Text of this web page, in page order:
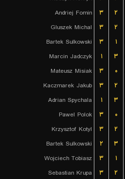
Andriej Fomin
۳ ۲
Gluszek Michal
۳ ۲
Bartek Sulkowski
۳ ۱
Marcin Jadczyk
۱ ۳
Mateusz Misiak
۳ ۰
Kaczmarek Jakub
۳ ۲
Adrian Spychala
۱ ۳
Pawel Polok
۳ ۰
Krzysztof Kotyl
۳ ۲
Bartek Sulkowski
۲ ۳
Wojciech Tobiasz
۳ ۱
Sebastian Krupa
۳ ۲